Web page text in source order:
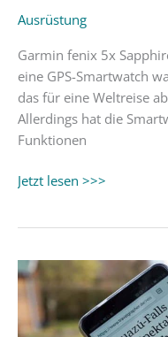
Ausrüstung
Garmin fenix 5x
eine GPS-Smartwatch
das für eine Weltreise
Allerdings hat die
Funktionen
Jetzt lesen >>>